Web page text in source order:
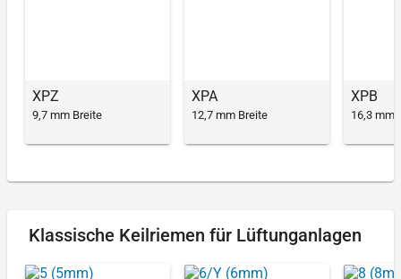
XPZ
9,7 mm Breite
XPA
12,7 mm Breite
XPB
16,3 mm
Klassische Keilriemen für Lüftunganlagen